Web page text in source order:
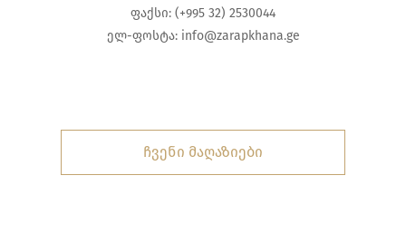
ფაქსი: (+995 32) 2530044
ელ-ფოსტა: info@zarapkhana.ge
ჩვენი მაღაზიები